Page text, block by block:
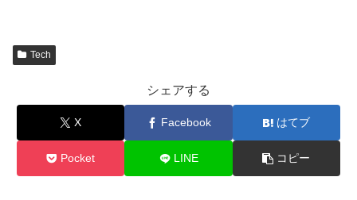
Tech
シェアする
X Facebook はてブ
Pocket LINE コピー